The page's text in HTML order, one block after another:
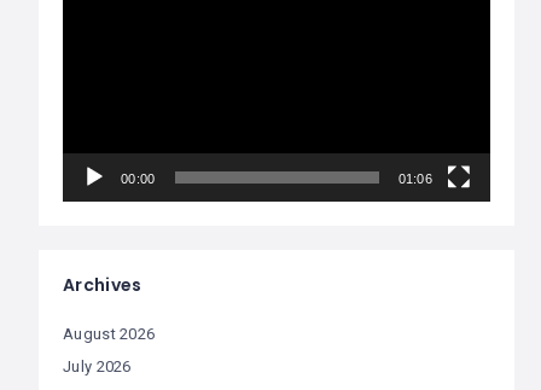
00:00 01:06
Archives
August 2026
July 2026